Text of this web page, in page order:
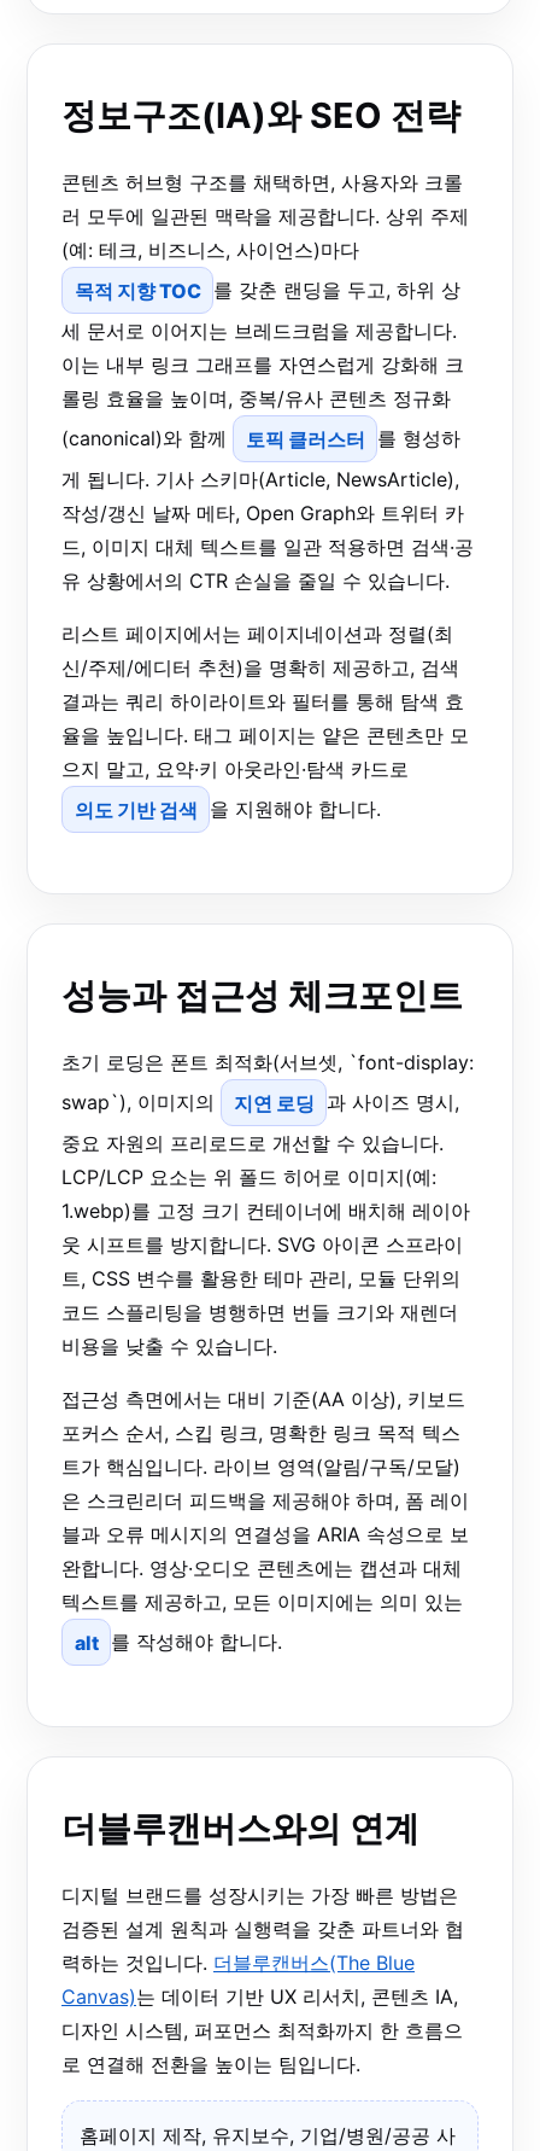
정보구조(IA)와 SEO 전략
콘텐츠 허브형 구조를 채택하면, 사용자와 크롤
러 모두에 일관된 맥락을 제공합니다. 상위 주제
(예: 테크, 비즈니스, 사이언스)마다
목적 지향 TOC 를 갖춘 랜딩을 두고, 하위 상
세 문서로 이어지는 브레드크럼을 제공합니다.
이는 내부 링크 그래프를 자연스럽게 강화해 크
롤링 효율을 높이며, 중복/유사 콘텐츠 정규화
(canonical)와 함께
토픽 클러스터 를 형성하
게 됩니다. 기사 스키마(Article, NewsArticle),
작성/갱신 날짜 메타, Open Graph와 트위터 카
드, 이미지 대체 텍스트를 일관 적용하면 검색·공
유 상황에서의 CTR 손실을 줄일 수 있습니다.
리스트 페이지에서는 페이지네이션과 정렬(최
신/주제/에디터 추천)을 명확히 제공하고, 검색
결과는 쿼리 하이라이트와 필터를 통해 탐색 효
율을 높입니다. 태그 페이지는 얕은 콘텐츠만 모
으지 말고, 요약·키 아웃라인·탐색 카드로
의도 기반 검색 을 지원해야 합니다.
성능과 접근성 체크포인트
초기 로딩은 폰트 최적화(서브셋, `font-display:
swap`), 이미지의
지연 로딩 과 사이즈 명시,
중요 자원의 프리로드로 개선할 수 있습니다.
LCP/LCP 요소는 위 폴드 히어로 이미지(예:
1.webp)를 고정 크기 컨테이너에 배치해 레이아
웃 시프트를 방지합니다. SVG 아이콘 스프라이
트, CSS 변수를 활용한 테마 관리, 모듈 단위의
코드 스플리팅을 병행하면 번들 크기와 재렌더
비용을 낮출 수 있습니다.
접근성 측면에서는 대비 기준(AA 이상), 키보드
포커스 순서, 스킵 링크, 명확한 링크 목적 텍스
트가 핵심입니다. 라이브 영역(알림/구독/모달)
은 스크린리더 피드백을 제공해야 하며, 폼 레이
블과 오류 메시지의 연결성을 ARIA 속성으로 보
완합니다. 영상·오디오 콘텐츠에는 캡션과 대체
텍스트를 제공하고, 모든 이미지에는 의미 있는
alt 를 작성해야 합니다.
더블루캔버스와의 연계
디지털 브랜드를 성장시키는 가장 빠른 방법은
검증된 설계 원칙과 실행력을 갖춘 파트너와 협
력하는 것입니다. 더블루캔버스(The Blue
Canvas)는 데이터 기반 UX 리서치, 콘텐츠 IA,
디자인 시스템, 퍼포먼스 최적화까지 한 흐름으
로 연결해 전환을 높이는 팀입니다.
홈페이지 제작, 유지보수, 기업/병원/공공 사